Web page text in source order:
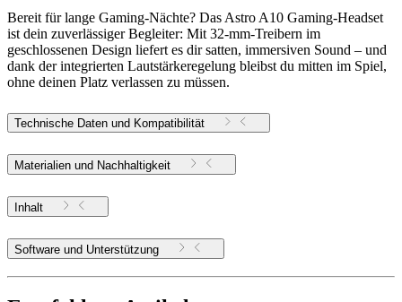
Bereit für lange Gaming-Nächte? Das Astro A10 Gaming-Headset
ist dein zuverlässiger Begleiter: Mit 32-mm-Treibern im
geschlossenen Design liefert es dir satten, immersiven Sound – und
dank der integrierten Lautstärkeregelung bleibst du mitten im Spiel,
ohne deinen Platz verlassen zu müssen.
Technische Daten und Kompatibilität
Materialien und Nachhaltigkeit
Inhalt
Software und Unterstützung